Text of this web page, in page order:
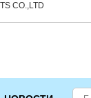
CO.,LTD